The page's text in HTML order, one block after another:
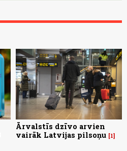
Ārvalstīs dzīvo arvien
vairāk Latvijas pilsoņu 1